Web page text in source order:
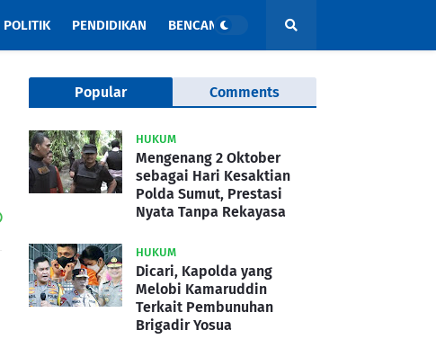
POLITIK PENDIDIKAN BENCANA
Popular Comments
HUKUM
Mengenang 2 Oktober
sebagai Hari Kesaktian
Polda Sumut, Prestasi
Nyata Tanpa Rekayasa
HUKUM
Dicari, Kapolda yang
Melobi Kamaruddin
Terkait Pembunuhan
Brigadir Yosua